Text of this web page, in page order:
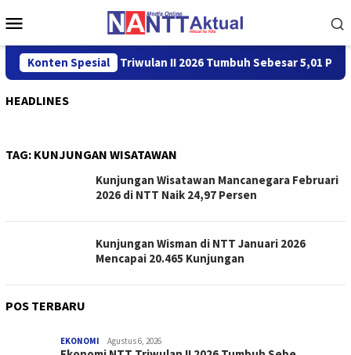
ke
Mobile
Konten Spesial
Ekonomi NTT Triwulan II 2026 Tumbuh Sebesar 5,01
HEADLINES
TAG: KUNJUNGAN WISATAWAN
Kunjungan Wisatawan Mancanegara Februari
2026 di NTT Naik 24,97 Persen
Kunjungan Wisman di NTT Januari 2026
Mencapai 20.465 Kunjungan
POS TERBARU
EKONOMI Agustus 6, 2026